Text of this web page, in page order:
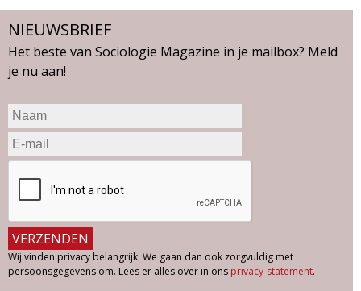
z
i
n
e
NIEUWSBRIEF
Het beste van Sociologie Magazine in je mailbox? Meld
je nu aan!
Wij vinden privacy belangrijk. We gaan dan ook zorgvuldig met
persoonsgegevens om. Lees er alles over in ons privacy-statement.